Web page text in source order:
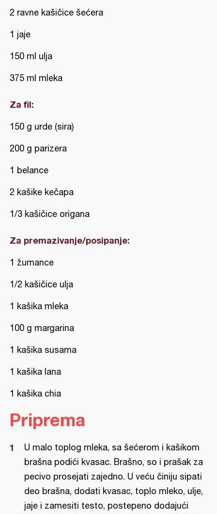
2 ravne kašičice šećera
1 jaje
150 ml ulja
375 ml mleka
Za fil:
150 g urde (sira)
200 g parizera
1 belance
2 kašike kečapa
1/3 kašičice origana
Za premazivanje/posipanje:
1 žumance
1/2 kašičice ulja
1 kašika mleka
100 g margarina
1 kašika susama
1 kašika lana
1 kašika chia
Priprema
U malo toplog mleka, sa šećerom i kašikom
brašna podići kvasac. Brašno, so i prašak za
pecivo prosejati zajedno. U veću činiju sipati
deo brašna, dodati kvasac, toplo mleko, ulje,
jaje i zamesiti testo, postepeno dodajući